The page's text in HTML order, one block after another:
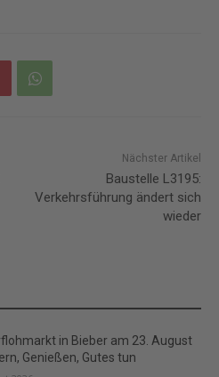
Nächster Artikel
Baustelle L3195:
Verkehrsführung ändert sich
wieder
in Bieber am 23. August
Genießen, Gutes tun